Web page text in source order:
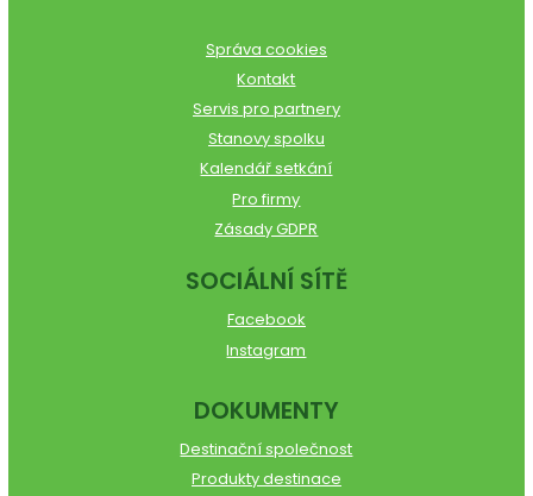
Správa cookies
Kontakt
Servis pro partnery
Stanovy spolku
Kalendář setkání
Pro firmy
Zásady GDPR
SOCIÁLNÍ SÍTĚ
Facebook
Instagram
DOKUMENTY
Destinační společnost
Produkty destinace